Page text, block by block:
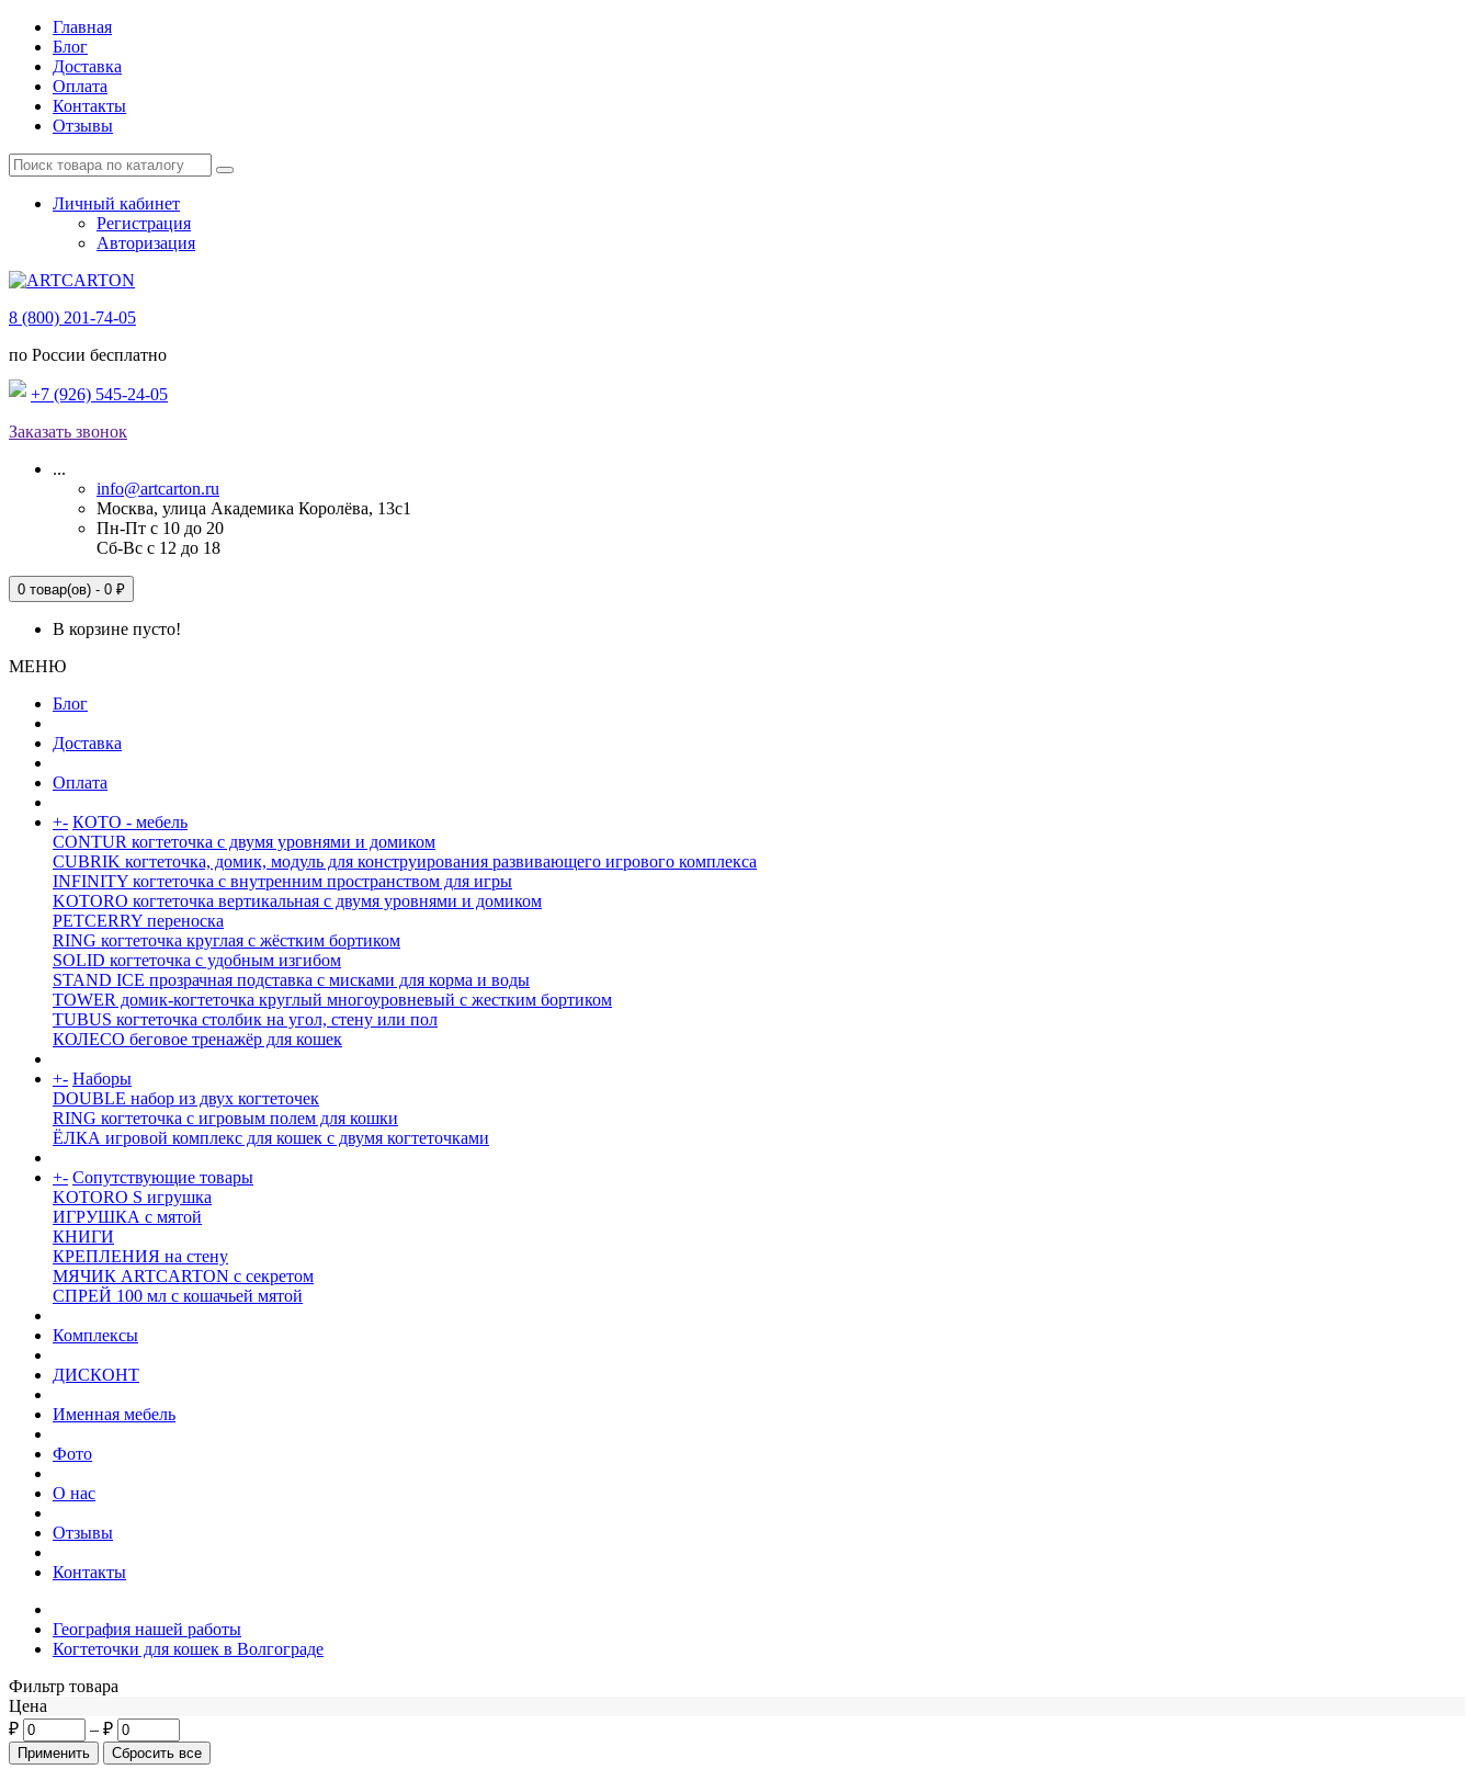
Главная
Блог
Доставка
Оплата
Контакты
Отзывы
Личный кабинет
Регистрация
Авторизация
8 (800) 201-74-05
по России бесплатно
+7 (926) 545-24-05
Заказать звонок
...
info@artcarton.ru
Москва, улица Академика Королёва, 13с1
Пн-Пт с 10 до 20
Сб-Вс с 12 до 18
0 товар(ов) - 0 ₽
В корзине пусто!
МЕНЮ
Блог
Доставка
Оплата
+- КОТО - мебель
CONTUR когтеточка с двумя уровнями и домиком
CUBRIK когтеточка, домик, модуль для конструирования развивающего игрового комплекса
INFINITY когтеточка с внутренним пространством для игры
KOTORO когтеточка вертикальная с двумя уровнями и домиком
PETCERRY переноска
RING когтеточка круглая с жёстким бортиком
SOLID когтеточка с удобным изгибом
STAND ICE прозрачная подставка с мисками для корма и воды
TOWER домик-когтеточка круглый многоуровневый с жестким бортиком
TUBUS когтеточка столбик на угол, стену или пол
КОЛЕСО беговое тренажёр для кошек
+- Наборы
DOUBLE набор из двух когтеточек
RING когтеточка c игровым полем для кошки
ЁЛКА игровой комплекс для кошек с двумя когтеточками
+- Сопутствующие товары
KOTORO S игрушка
ИГРУШКА с мятой
КНИГИ
КРЕПЛЕНИЯ на стену
МЯЧИК ARTCARTON с секретом
СПРЕЙ 100 мл с кошачьей мятой
Комплексы
ДИСКОНТ
Именная мебель
Фото
О нас
Отзывы
Контакты
География нашей работы
Когтеточки для кошек в Волгограде
Фильтр товара
Цена
₽
– ₽